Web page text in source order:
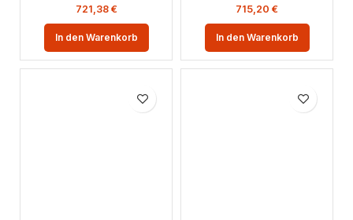
721,38 €
In den Warenkorb
715,20 €
In den Warenkorb